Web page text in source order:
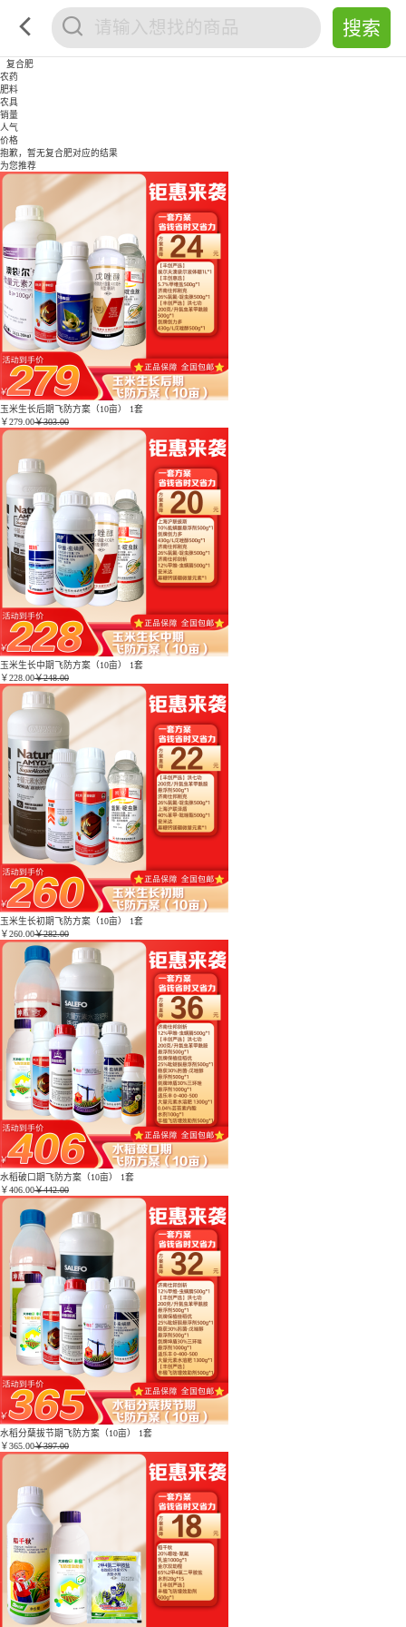
复合肥
农药
肥料
农具
销量
人气
价格
抱歉，暂无复合肥对应的结果
为您推荐
玉米生长后期飞防方案（10亩） 1套
￥279.00￥303.00
玉米生长中期飞防方案（10亩） 1套
￥228.00￥248.00
玉米生长初期飞防方案（10亩） 1套
￥260.00￥282.00
水稻破口期飞防方案（10亩） 1套
￥406.00￥442.00
水稻分蘖拔节期飞防方案（10亩） 1套
￥365.00￥397.00